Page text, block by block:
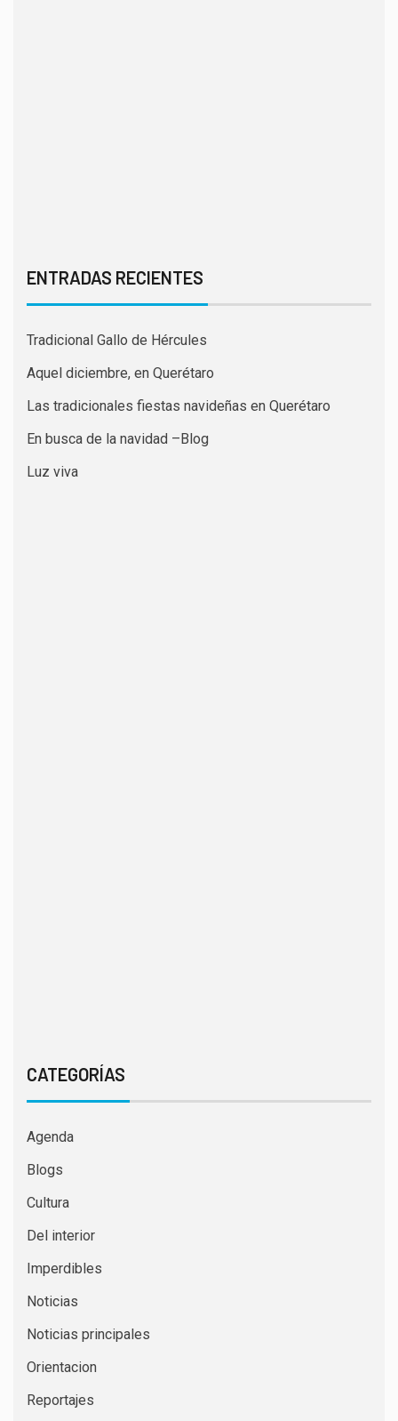
ENTRADAS RECIENTES
Tradicional Gallo de Hércules
Aquel diciembre, en Querétaro
Las tradicionales fiestas navideñas en Querétaro
En busca de la navidad –Blog
Luz viva
CATEGORÍAS
Agenda
Blogs
Cultura
Del interior
Imperdibles
Noticias
Noticias principales
Orientacion
Reportajes